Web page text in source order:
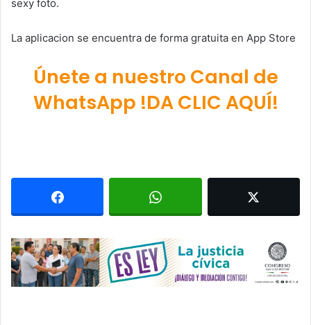
sexy foto.
La aplicacion se encuentra de forma gratuita en App Store
Únete a nuestro Canal de
WhatsApp !DA CLIC AQUÍ!